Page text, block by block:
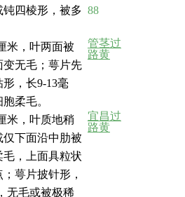
钝四棱形，被多 88
米，叶两面被
变无毛；萼片先
，长9-13毫
柔毛。
管茎过
路黄
米，叶质地稍
仅下面沿中肋被
毛，上面具粒状
萼片披针形，
无毛或被极稀
宜昌过
路黄